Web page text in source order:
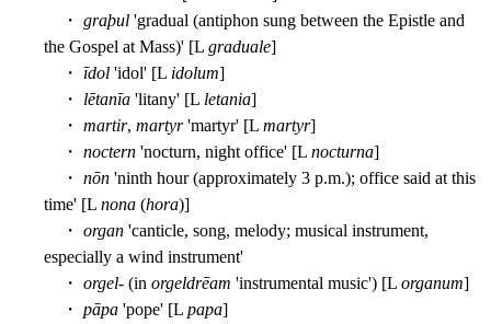
・ graþul 'gradual (antiphon sung between the Epistle and
the Gospel at Mass)' [L graduale]
・ īdol 'idol' [L idolum]
・ lētanīa 'litany' [L letania]
・ martir, martyr'martyr' [L martyr]
・ noctern 'nocturn, night office' [L nocturna]
・ nōn 'ninth hour (approximately 3 p.m.); office said at this
time' [L nona (hora)]
・ organ 'canticle, song, melody; musical instrument,
especially a wind instrument'
・ orgel- (in orgeldrēam 'instrumental music') [L organum]
・ pāpa 'pope' [L papa]